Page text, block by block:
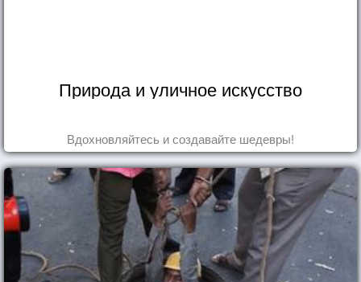
Природа и уличное искусство
Вдохновляйтесь и создавайте шедевры!